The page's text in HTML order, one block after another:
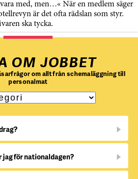
vara med, men…« När en medlem säger
är det ofta rädslan som styr.
ska tycka.
OM JOBBET
om allt från schemaläggning till
personalmat
jag för nationaldagen?